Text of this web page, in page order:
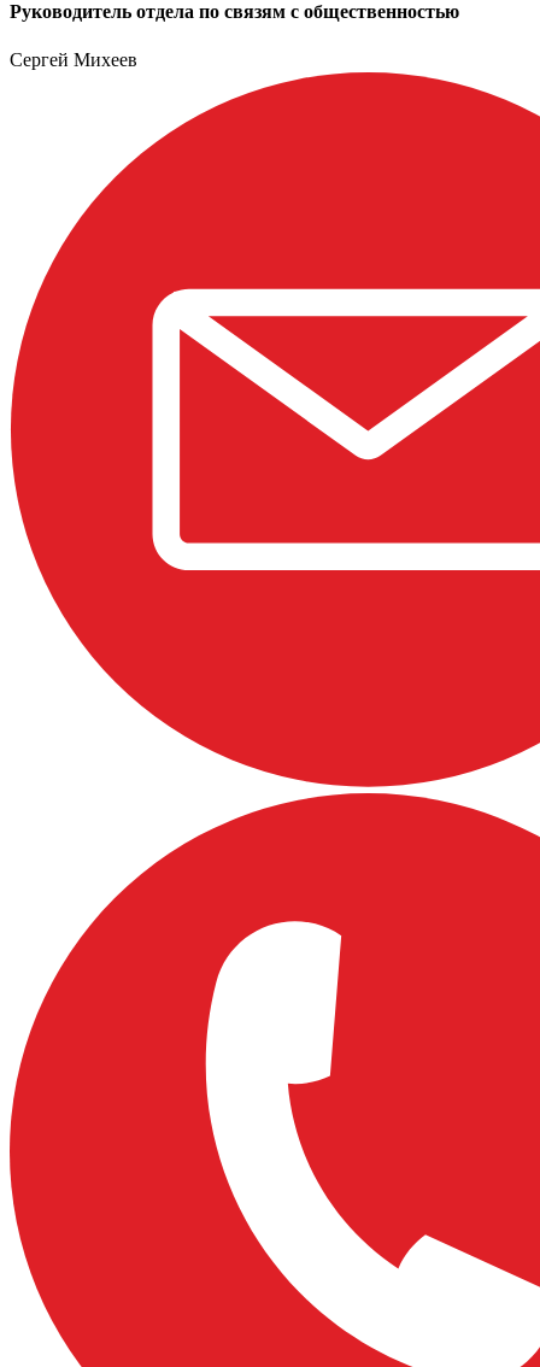
Руководитель отдела по связям с общественностью
Сергей Михеев